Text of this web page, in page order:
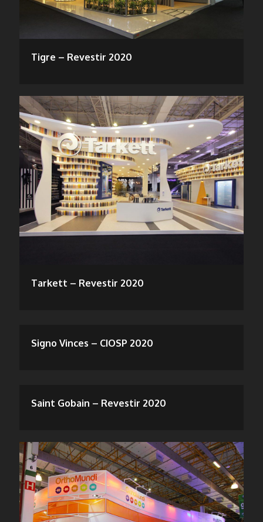
Tigre – Revestir 2020
Tarkett – Revestir 2020
Signo Vinces – CIOSP 2020
Saint Gobain – Revestir 2020